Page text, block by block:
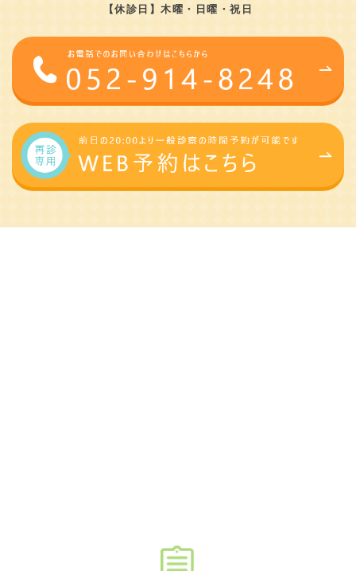
連休明けの10月14日（火）は、【午前中】のみ、臨時
に一般診察を行ないます。
【休診日】木曜・日曜・祝日